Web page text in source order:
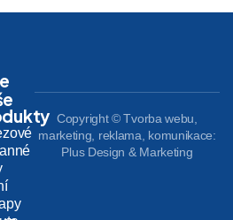
Copyright © Tvorba webu,
marketing, reklama, komunikace:
Plus Design & Marketing